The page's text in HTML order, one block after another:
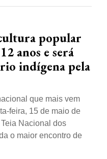
popular
anos e será
indígena pela
que mais vem
feira, 15 de maio de
Nacional dos
o maior encontro de